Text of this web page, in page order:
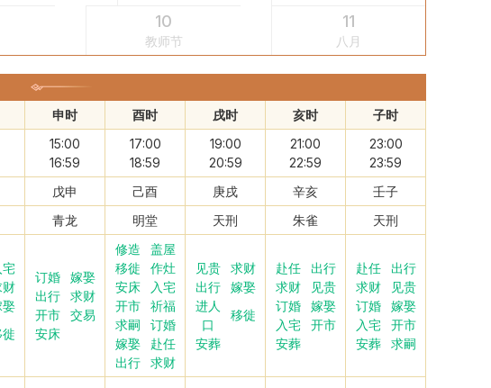
10
教师节
11
八月
申时 酉时 戌时 亥时 子时
15:00
16:59
17:00
18:59
19:00
20:59
21:00
22:59
23:00
23:59
戊申 己酉 庚戌 辛亥
壬子
青龙 明堂 天刑 朱雀 天刑
宅
财
娶
订婚
嫁娶
出行
求财
开市
交易
安床
修造
盖屋
移徙
作灶
安床
入宅
开市
祈福
求嗣
订婚
嫁娶
赴任
出行
求财
见贵
求财
出行
嫁娶
进人
口
移徙
安葬
赴任
出行
求财
见贵
订婚
嫁娶
入宅
开市
安葬
赴任
出行
求财
见贵
订婚
嫁娶
入宅
开市
安葬
求嗣